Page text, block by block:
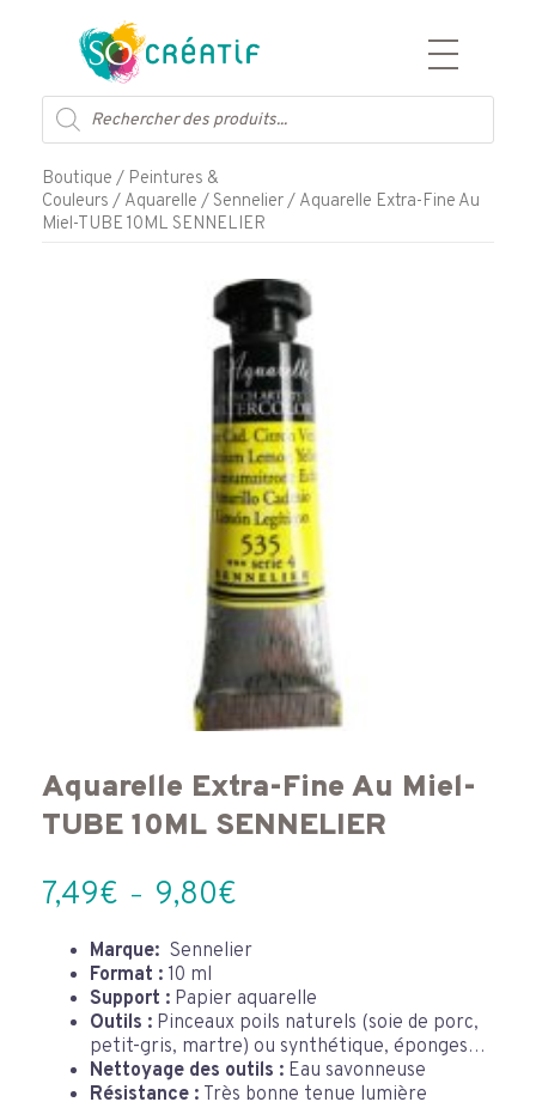
contenu
Boutique / Peintures &
Couleurs / Aquarelle / Sennelier/ Aquarelle Extra-Fine Au
Miel-TUBE 10ML SENNELIER
Recherche
de
produits
Aquarelle Extra-Fine Au Miel-
TUBE 10ML SENNELIER
7,49€ – 9,80€
prix :
à
9,80€
Marque: Sennelier
Format : 10 ml
Support : Papier aquarelle
Outils : Pinceaux poils naturels (soie de porc,
petit-gris, martre) ou synthétique, éponges…
Nettoyage des outils : Eau savonneuse
Résistance : Très bonne tenue lumière